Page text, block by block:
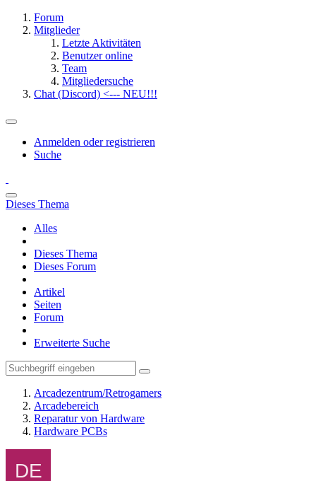
Forum
Mitglieder
Letzte Aktivitäten
Benutzer online
Team
Mitgliedersuche
Chat (Discord) <--- NEU!!!
Anmelden oder registrieren
Suche
Dieses Thema
Alles
Dieses Thema
Dieses Forum
Artikel
Seiten
Forum
Erweiterte Suche
Arcadezentrum/Retrogamers
Arcadebereich
Reparatur von Hardware
Hardware PCBs